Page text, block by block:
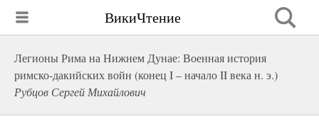
ВикиЧтение
Легионы Рима на Нижнем Дунае: Военная история
римско-дакийских войн (конец I – начало II века н. э.)
Рубцов Сергей Михайлович